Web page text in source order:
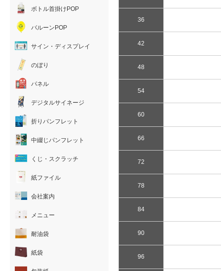
36
42
48
54
60
66
72
78
84
90
96
ボトル首掛けPOP
バルーンPOP
サイン・ディスプレイ
のぼり
パネル
デジタルサイネージ
折りパンフレット
中綴じパンフレット
くじ・スクラッチ
紙ファイル
会社案内
メニュー
耐油袋
紙袋